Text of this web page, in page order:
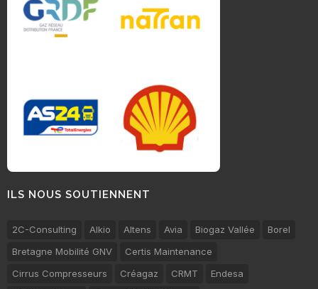
ILS NOUS SOUTIENNENT
2C-Consulting Alkio Altens Avia Biogaz Vallée
Borel
Bretagne Mobilité GNV
Certis Maintenance
Cirrus Compresseurs
Créagaz CRMT
Endesa